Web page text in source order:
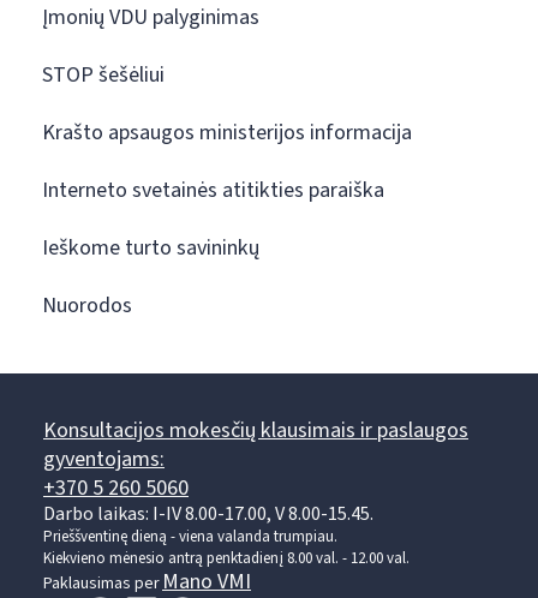
Įmonių VDU palyginimas
STOP šešėliui
Krašto apsaugos ministerijos informacija
Interneto svetainės atitikties paraiška
Ieškome turto savininkų
Nuorodos
Konsultacijos mokesčių klausimais ir paslaugos
gyventojams:
+370 5 260 5060
Darbo laikas: I-IV 8.00-17.00, V 8.00-15.45.
Prieššventinę dieną - viena valanda trumpiau.
Kiekvieno mėnesio antrą penktadienį 8.00 val. - 12.00 val.
Paklausimas per Mano VMI